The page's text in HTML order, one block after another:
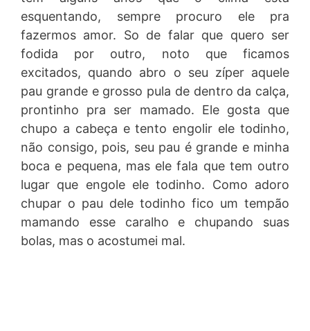
esquentando, sempre procuro ele pra
fazermos amor. So de falar que quero ser
fodida por outro, noto que ficamos
excitados, quando abro o seu zíper aquele
pau grande e grosso pula de dentro da calça,
prontinho pra ser mamado. Ele gosta que
chupo a cabeça e tento engolir ele todinho,
não consigo, pois, seu pau é grande e minha
boca e pequena, mas ele fala que tem outro
lugar que engole ele todinho. Como adoro
chupar o pau dele todinho fico um tempão
mamando esse caralho e chupando suas
bolas, mas o acostumei mal.